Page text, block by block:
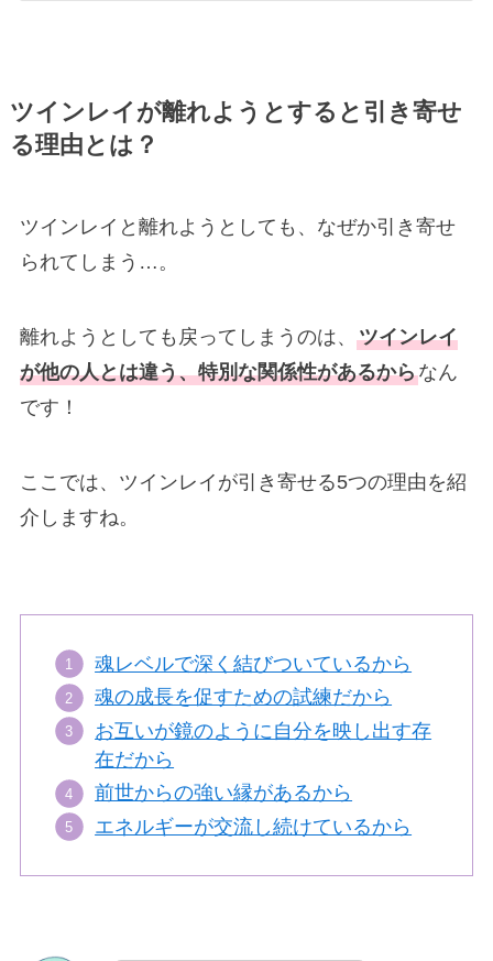
ツインレイが離れようとすると引き寄せ
る理由とは？
ツインレイと離れようとしても、なぜか引き寄せ
られてしまう…。
離れようとしても戻ってしまうのは、 ツインレイ
が他の人とは違う、特別な関係性があるからなん
です！
ここでは、ツインレイが引き寄せる5つの理由を紹
介しますね。
魂レベルで深く結びついているから
魂の成長を促すための試練だから
お互いが鏡のように自分を映し出す存
在だから
前世からの強い縁があるから
エネルギーが交流し続けているから